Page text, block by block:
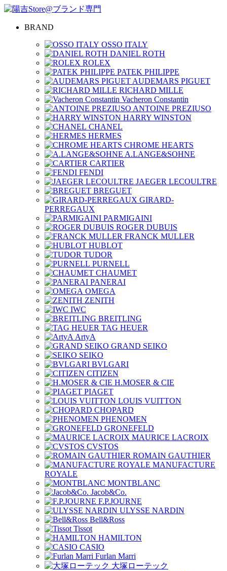
BRAND
OSSO ITALY
DANIEL ROTH
ROLEX
PATEK PHILIPPE
AUDEMARS PIGUET
RICHARD MILLE
Vacheron Constantin
ANTOINE PREZIUSO
HARRY WINSTON
CHANEL
HERMES
CHROME HEARTS
A.LANGE&SOHNE
CARTIER
FENDI
JAEGER LECOULTRE
BREGUET
GIRARD-
PERREGAUX
PARMIGAINI
ROGER DUBUIS
FRANCK MULLER
HUBLOT
TUDOR
PURNELL
CHAUMET
PANERAI
OMEGA
ZENITH
IWC
BREITLING
TAG HEUER
ArtyA
GRAND SEIKO
SEIKO
BVLGARI
CITIZEN
H.MOSER & CIE
PIAGET
LOUIS VUITTON
CHOPARD
PHENOMEN
GRONEFELD
MAURICE LACROIX
CVSTOS
ROMAIN GAUTHIER
MANUFACTURE
ROYALE
MONTBLANC
Jacob&Co.
F.P.JOURNE
ULYSSE NARDIN
Bell&Ross
Tissot
HAMILTON
CASIO
Furlan Marri
大塚ローテック